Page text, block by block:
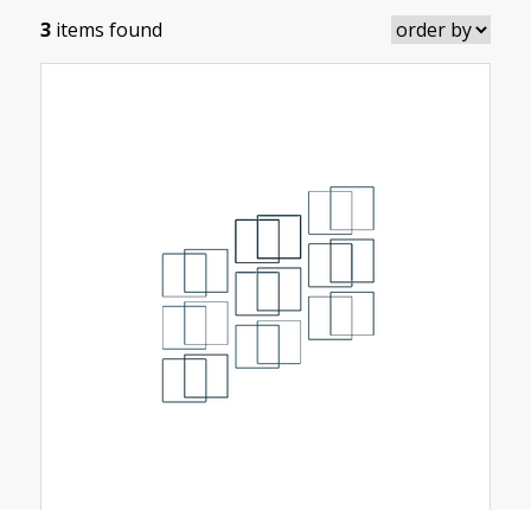
3items found